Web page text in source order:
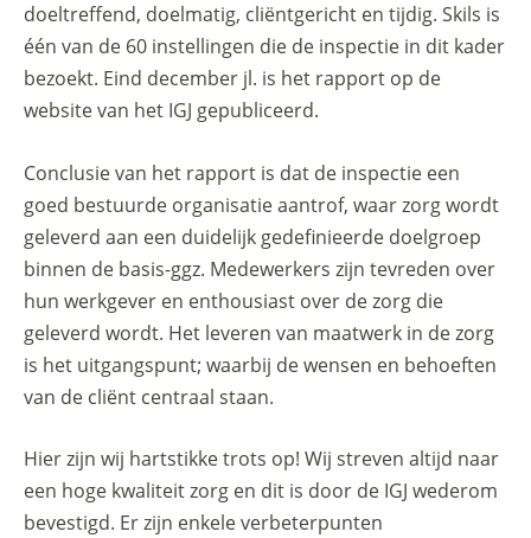
doeltreffend, doelmatig, cliëntgericht en tijdig. Skils is
één van de 60 instellingen die de inspectie in dit kader
bezoekt. Eind december jl. is het rapport op de
website van het IGJ gepubliceerd.
Conclusie van het rapport is dat de inspectie een
goed bestuurde organisatie aantrof, waar zorg wordt
geleverd aan een duidelijk gedefinieerde doelgroep
binnen de basis-ggz. Medewerkers zijn tevreden over
hun werkgever en enthousiast over de zorg die
geleverd wordt. Het leveren van maatwerk in de zorg
is het uitgangspunt; waarbij de wensen en behoeften
van de cliënt centraal staan.
Hier zijn wij hartstikke trots op! Wij streven altijd naar
een hoge kwaliteit zorg en dit is door de IGJ wederom
bevestigd. Er zijn enkele verbeterpunten